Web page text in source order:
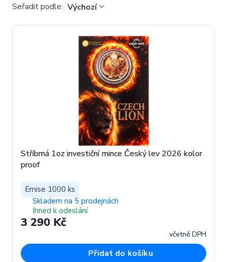
Seřadit podle: Výchozí
Stříbrná 1oz investiční mince Český lev 2026 kolor
proof
Emise 1000 ks
Skladem na 5 prodejnách
Ihned k odeslání
3 290 Kč
včetně DPH
Přidat do košíku